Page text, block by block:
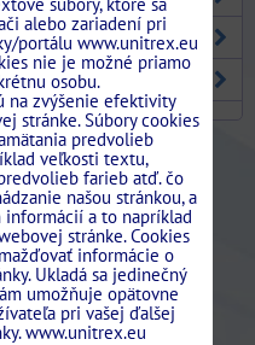
?ref=bookmarks
alebo zariadení pri
portálu www.unitrex.eu
nie je možné priamo
osobu.
na zvýšenie efektivity
stránke. Súbory cookies
predvolieb
veľkosti textu,
farieb atď. čo
našou stránkou, a
a to napríklad
stránke. Cookies
informácie o
Ukladá sa jedinečný
umožňuje opätovne
pri vašej ďalšej
www.unitrex.eu